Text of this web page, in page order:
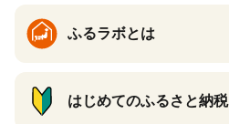
ふるラボとは
はじめてのふるさと納税